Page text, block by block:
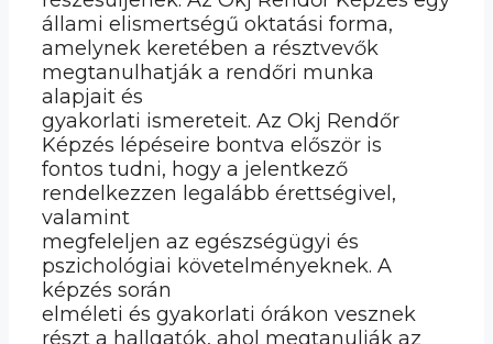
állami elismertségű oktatási forma,
amelynek keretében a résztvevők
megtanulhatják a rendőri munka
alapjait és
gyakorlati ismereteit. Az Okj Rendőr
Képzés lépéseire bontva először is
fontos tudni, hogy a jelentkező
rendelkezzen legalább érettségivel,
valamint
megfeleljen az egészségügyi és
pszichológiai követelményeknek. A
képzés során
elméleti és gyakorlati órákon vesznek
részt a hallgatók, ahol megtanulják az